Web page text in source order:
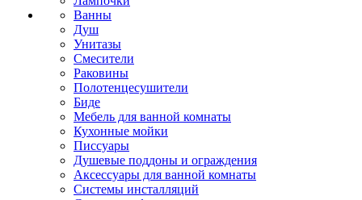
Ванны
Душ
Унитазы
Смесители
Раковины
Полотенцесушители
Биде
Мебель для ванной комнаты
Кухонные мойки
Писсуары
Душевые поддоны и ограждения
Аксессуары для ванной комнаты
Системы инсталляций